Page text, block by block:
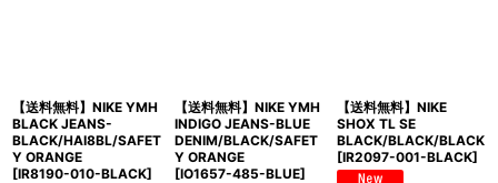
【送料無料】NIKE YMH
BLACK JEANS-
BLACK/HAI8BL/SAFET
Y ORANGE
[IR8190-010-BLACK]
【送料無料】NIKE YMH
INDIGO JEANS-BLUE
DENIM/BLACK/SAFET
Y ORANGE
[IO1657-485-BLUE]
【送料無料】NIKE
SHOX TL SE
BLACK/BLACK/BLACK
[IR2097-001-BLACK]